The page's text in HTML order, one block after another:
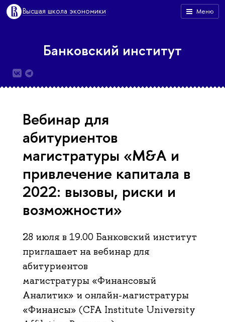
Меню
Высшая школа экономики
Банковский институт
Вебинар для
абитуриентов
магистратуры «M&A и
привлечение капитала в
2022: вызовы, риски и
возможности»
28 июля в 19.00 Банковский институт
приглашает на вебинар для
абитуриентов
магистратуры «Финансовый
Аналитик» и онлайн-магистратуры
«Финансы» (CFA Institute University